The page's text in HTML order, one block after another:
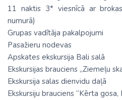
11 naktis 3* viesnīcā ar
numurā)
Grupas vadītāja pakalpojumi
Pasažieru nodevas
Apskates ekskursija Bali salā
Ekskursijas brauciens „Ziemeļu
Ekskursija salas dienvidu daļā
Ekskursiju brauciens “Kērta